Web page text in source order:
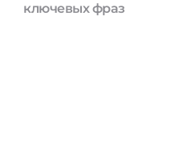
ключевых фраз